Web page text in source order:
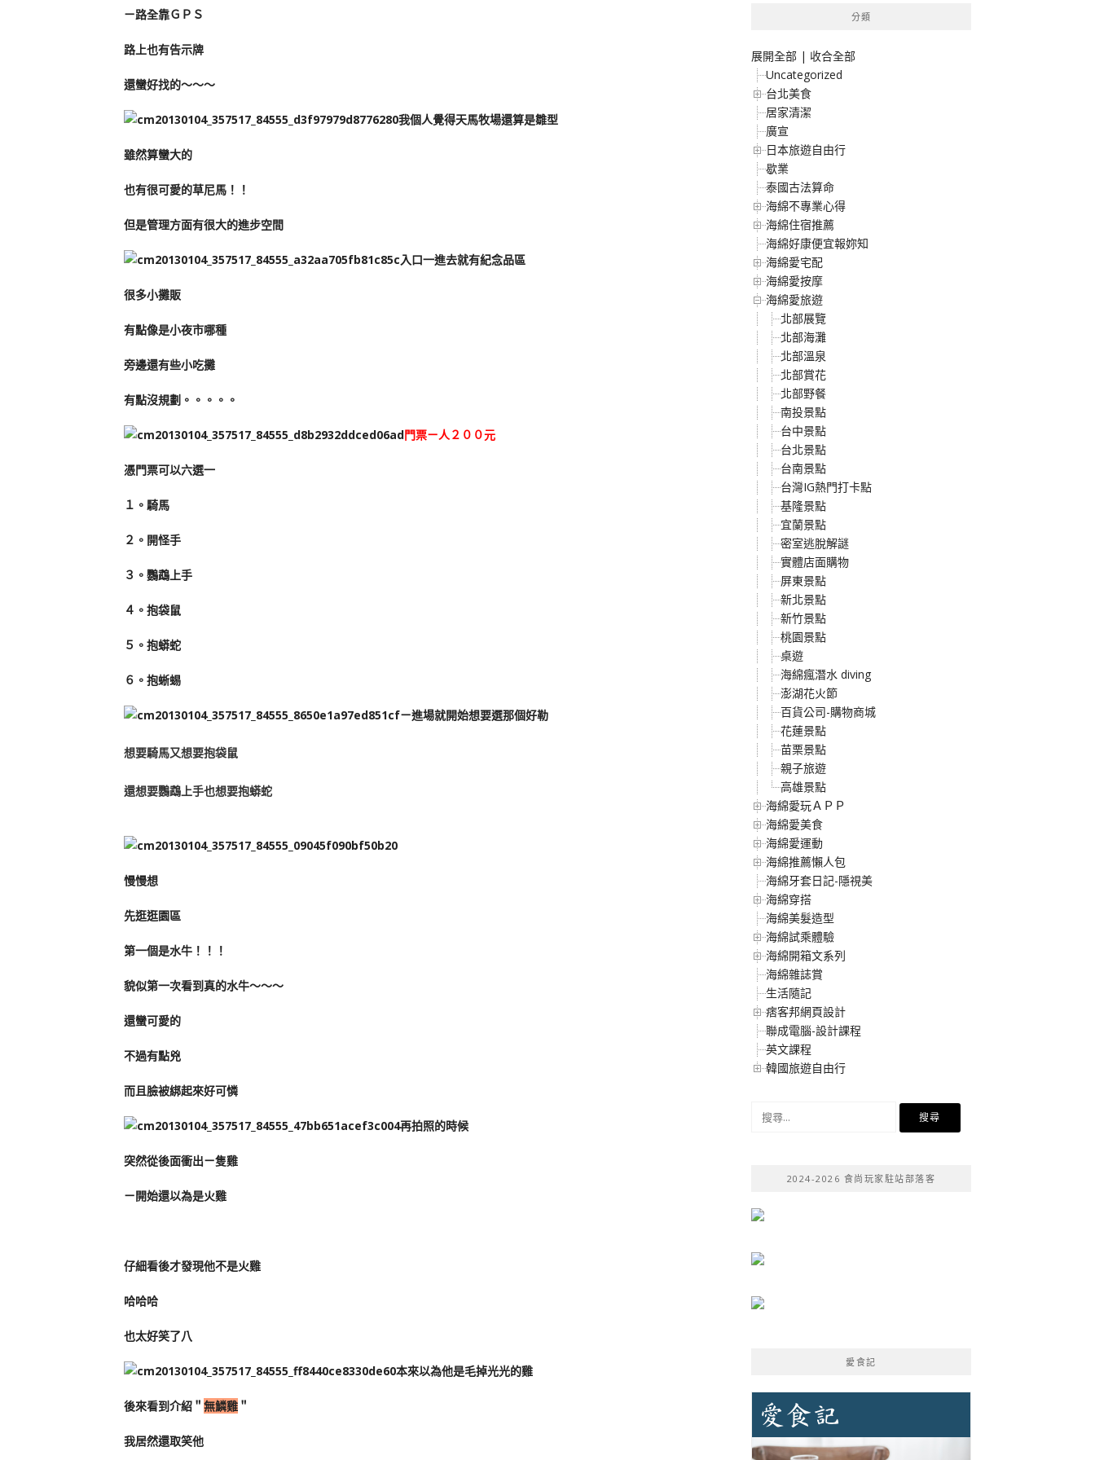
ㄧ路全靠ＧＰＳ
路上也有告示牌
還蠻好找的～～～
我個人覺得天馬牧場還算是雛型
雖然算蠻大的
也有很可愛的草尼馬！！
但是管理方面有很大的進步空間
入口一進去就有紀念品區
很多小攤販
有點像是小夜市哪種
旁邊還有些小吃攤
有點沒規劃。。。。。
門票ㄧ人２００元
憑門票可以六選一
１。騎馬
２。開怪手
３。鸚鵡上手
４。抱袋鼠
５。抱蟒蛇
６。抱蜥蜴
ㄧ進場就開始想要選那個好勒
想要騎馬又想要抱袋鼠
還想要鸚鵡上手也想要抱蟒蛇
慢慢想
先逛逛園區
第一個是水牛！！！
貌似第一次看到真的水牛～～～
還蠻可愛的
不過有點兇
而且臉被綁起來好可憐
再拍照的時候
突然從後面衝出ㄧ隻雞
ㄧ開始還以為是火雞
仔細看後才發現他不是火雞
哈哈哈
也太好笑了八
本來以為他是毛掉光光的雞
後來看到介紹＂ 無鱗雞 ＂
我居然還取笑他
分類
展開全部 | 收合全部
Uncategorized
台北美食
居家清潔
廣宣
日本旅遊自由行
歇業
泰國古法算命
海綿不專業心得
海綿住宿推薦
海綿好康便宜報妳知
海綿愛宅配
海綿愛按摩
海綿愛旅遊
北部展覽
北部海灘
北部溫泉
北部賞花
北部野餐
南投景點
台中景點
台北景點
台南景點
台灣IG熱門打卡點
基隆景點
宜蘭景點
密室逃脫解謎
實體店面購物
屏東景點
新北景點
新竹景點
桃園景點
桌遊
海綿瘋潛水 diving
澎湖花火節
百貨公司-購物商城
花蓮景點
苗栗景點
親子旅遊
高雄景點
海綿愛玩ＡＰＰ
海綿愛美食
海綿愛運動
海綿推薦懶人包
海綿牙套日記-隱視美
海綿穿搭
海綿美髮造型
海綿試乘體驗
海綿開箱文系列
海綿雜誌賞
生活隨記
痞客邦網頁設計
聯成電腦-設計課程
英文課程
韓國旅遊自由行
2024-2026 食尚玩家駐站部落客
愛食記